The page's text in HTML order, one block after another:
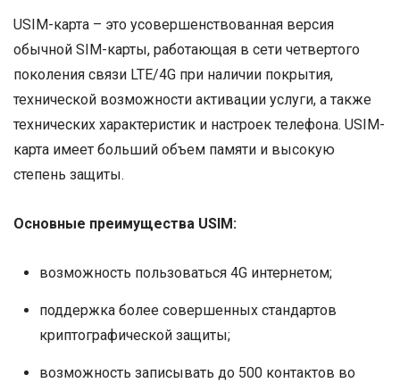
USIM-карта – это усовершенствованная версия
обычной SIM-карты, работающая в сети четвертого
поколения связи LTE/4G при наличии покрытия,
технической возможности активации услуги, а также
технических характеристик и настроек телефона. USIM-
карта имеет больший объем памяти и высокую
степень защиты.
Основные преимущества USIM:
возможность пользоваться 4G интернетом;
поддержка более совершенных стандартов
криптографической защиты;
возможность записывать до 500 контактов во